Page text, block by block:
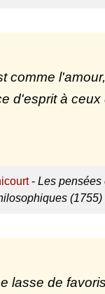
comme
d'esprit à ceux
-Les pensées
(1755)
lasse de